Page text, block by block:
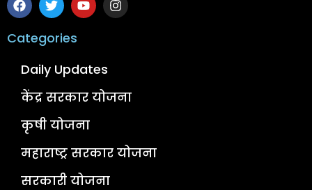
Categories
Daily Updates
केंद्र सरकार योजना
कृषी योजना
महाराष्ट्र सरकार योजना
सरकारी योजना